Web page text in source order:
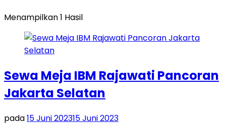
Menampilkan 1 Hasil
Sewa Meja IBM Rajawati Pancoran
Jakarta Selatan
pada15 Juni 202315 Juni 2023